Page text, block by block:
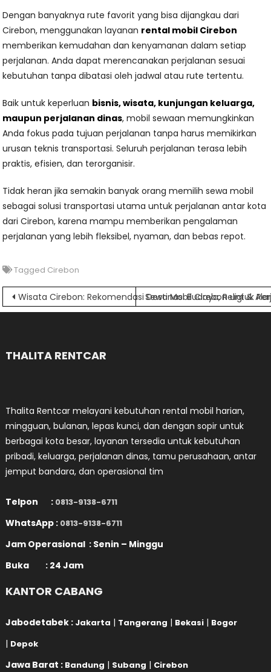
Dengan banyaknya rute favorit yang bisa dijangkau dari
Cirebon, menggunakan layanan rental mobil Cirebon
memberikan kemudahan dan kenyamanan dalam setiap
perjalanan. Anda dapat merencanakan perjalanan sesuai
kebutuhan tanpa dibatasi oleh jadwal atau rute tertentu.
Baik untuk keperluan bisnis, wisata, kunjungan keluarga,
maupun perjalanan dinas, mobil sewaan memungkinkan
Anda fokus pada tujuan perjalanan tanpa harus memikirkan
urusan teknis transportasi. Seluruh perjalanan terasa lebih
praktis, efisien, dan terorganisir.
Tidak heran jika semakin banyak orang memilih sewa mobil
sebagai solusi transportasi utama untuk perjalanan antar kota
dari Cirebon, karena mampu memberikan pengalaman
perjalanan yang lebih fleksibel, nyaman, dan bebas repot.
Tagged Cirebon
Navigasi
Wisata Cirebon: Rekomendasi Destinasi Budaya, Religi &
Sewa Mobil Cirebon untuk
THALITA RENTCAR
Thalita Rentcar melayani kebutuhan rental mobil harian,
mingguan, bulanan, lepas kunci, dan dengan sopir untuk
berbagai kota besar, layanan tersedia untuk kebutuhan
pribadi, keluarga, perjalanan dinas, tamu perusahaan, antar
jemput bandara, dan operasional tim
Telpon : 0813-9138-6711
WhatsApp : 0813-9138-6711
Jam Operasional : Senin – Minggu
Buka : 24 Jam
KANTOR CABANG
Jabodetabek : Jakarta | Tangerang | Bekasi | Bogor
| Depok
Jawa Barat : Bandung | Subang | Cirebon